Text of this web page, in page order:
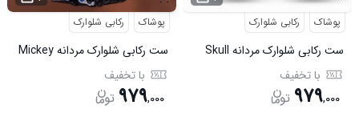
پوشاک رکابی شلوارک
ست رکابی شلوارک مردانه Mickey
مدل 3996 با تخفیف
۹۷۹,۰۰۰
پوشاک رکابی شلوارک
ست رکابی شلوارک مردانه Skull
مدل 3995 با تخفیف
۹۷۹,۰۰۰